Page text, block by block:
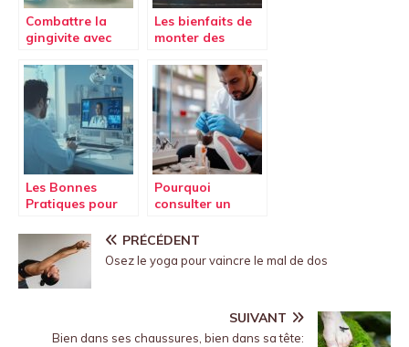
Combattre la
gingivite avec
dentaires
alternatifs :
L’alliance
bicarbonate-eau
oxygénée
Les bienfaits de
monter des
votre santé :
transformez vos
déplacements en
séance de sport
Les Bonnes
Pratiques pour
Teleconsultation
Ethique et
Securisee en
Assurance Sante
Pourquoi
consulter un
Paris 17 pour des
soins adaptés
aux sportifs
PRÉCÉDENT
Osez le yoga pour vaincre le mal de dos
SUIVANT
Bien dans ses chaussures, bien dans sa tête: